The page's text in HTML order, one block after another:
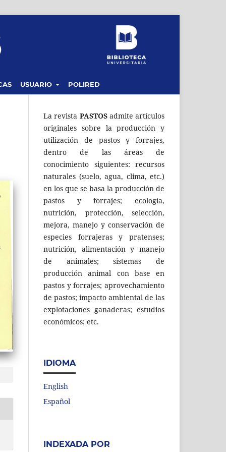
USUARIO POLIRED
La revista PASTOSadmite artículos
originales sobre la producción y
utilización de pastos y forrajes,
dentro de las áreas de
conocimiento siguientes: recursos
naturales (suelo, agua, clima, etc.)
en los que se basa la producción de
pastos y forrajes; ecología,
nutrición, protección, selección,
mejora, manejo y conservación de
especies forrajeras y pratenses;
nutrición, alimentación y manejo
de animales; sistemas de
producción animal con base en
pastos y forrajes; aprovechamiento
de pastos; impacto ambiental de las
explotaciones ganaderas; estudios
económicos; etc.
IDIOMA
English
Español
INDEXADA POR